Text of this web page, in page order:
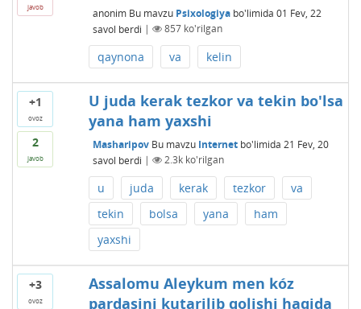
javob anonim Bu mavzu Psixologiyabo'limida 01 Fev, 22
savol berdi | 857ko'rilgan
qaynona va kelin
+1
ovoz
2
javob
U juda kerak tezkor va tekin bo'lsa
yana ham yaxshi
Masharipov Bu mavzu Internetbo'limida 21 Fev, 20
savol berdi | 2.3kko'rilgan
u juda kerak tezkor
va
tekin
bolsa yana
ham
yaxshi
+3
ovoz
Assalomu Aleykum men kóz
pardasini kutarilib qolishi haqida